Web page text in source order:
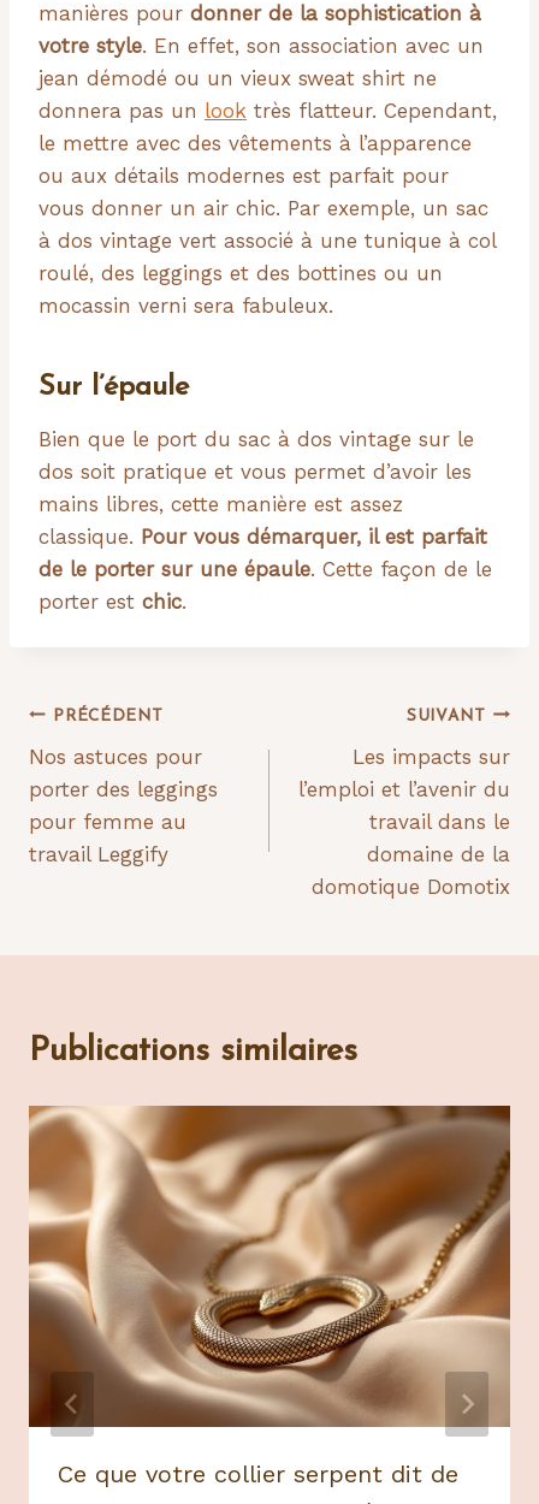
manières pour donner de la sophistication à
votre style. En effet, son association avec un
jean démodé ou un vieux sweat shirt ne
donnera pas un look très flatteur. Cependant,
le mettre avec des vêtements à l’apparence
ou aux détails modernes est parfait pour
vous donner un air chic. Par exemple, un sac
à dos vintage vert associé à une tunique à col
roulé, des leggings et des bottines ou un
mocassin verni sera fabuleux.
Sur l’épaule
Bien que le port du sac à dos vintage sur le
dos soit pratique et vous permet d’avoir les
mains libres, cette manière est assez
classique. Pour vous démarquer, il est parfait
de le porter sur une épaule. Cette façon de le
porter est chic.
Navigation
de
l’article
PRÉCÉDENT
Nos astuces pour
porter des leggings
pour femme au
travail Leggify
SUIVANT
Les impacts sur
l’emploi et l’avenir du
travail dans le
domaine de la
domotique Domotix
Publications similaires
Ce que votre collier serpent dit de